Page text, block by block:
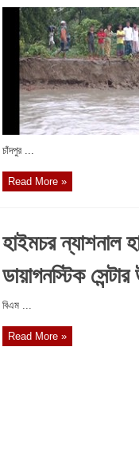
চাঁদপুর ...
Read More »
হাইমচর ন্যাশনাল
ডায়াগনস্টিক
বিএম ...
Read More »